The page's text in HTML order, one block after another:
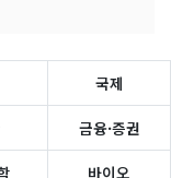
국제
금융·증권
바이오